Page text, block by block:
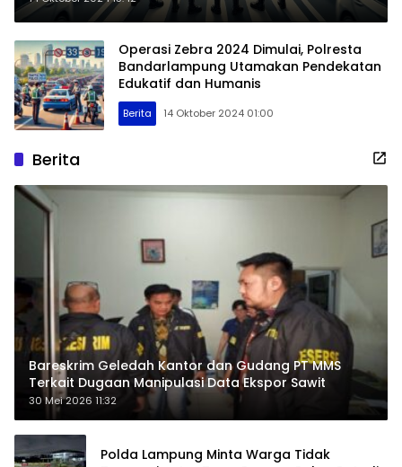
Kelancaran
Operasi Zebra 2024 Dimulai, Polresta
Bandarlampung Utamakan Pendekatan
Edukatif dan Humanis
Berita 14 Oktober 2024 01:00
Berita
Bareskrim Geledah Kantor dan Gudang PT MMS
Terkait Dugaan Manipulasi Data Ekspor Sawit
30 Mei 2026 11:32
Polda Lampung Minta Warga Tidak